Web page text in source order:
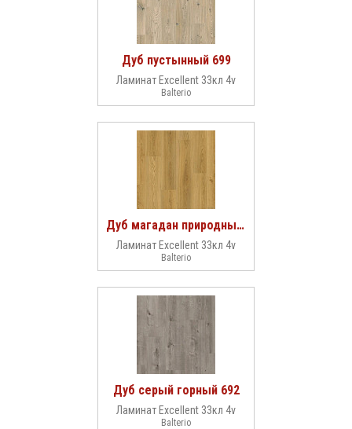
Дуб пустынный 699
Ламинат Excellent 33кл 4v
Balterio
Дуб магадан природный 607
Ламинат Excellent 33кл 4v
Balterio
Дуб серый горный 692
Ламинат Excellent 33кл 4v
Balterio